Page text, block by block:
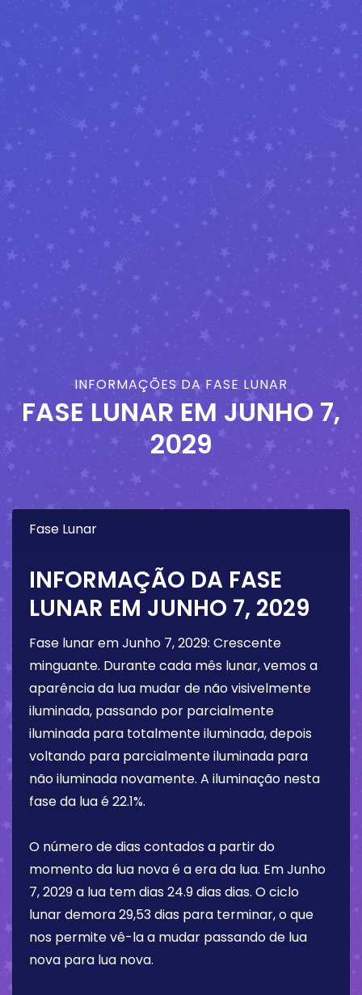
INFORMAÇÕES DA FASE LUNAR
FASE LUNAR EM JUNHO 7,
2029
Fase Lunar
INFORMAÇÃO DA FASE
LUNAR EM JUNHO 7, 2029
Fase lunar emJunho 7, 2029: Crescente
minguante. Durante cada mês lunar, vemos a
aparência da lua mudar de não visivelmente
iluminada, passando por parcialmente
iluminada para totalmente iluminada, depois
voltando para parcialmente iluminada para
não iluminada novamente. A iluminação nesta
fase da lua é22.1%.
O número de dias contados a partir do
momento da lua nova é a era da lua. EmJunho
7, 2029a lua tem dias 24.9 dias dias. O ciclo
lunar demora 29,53 dias para terminar, o que
nos permite vê-la a mudar passando de lua
nova para lua nova.